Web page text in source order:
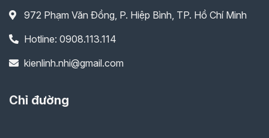
972 Phạm Văn Đồng, P. Hiệp Bình, TP. Hồ Chí Minh
Hotline: 0908.113.114
kienlinh.nhi@gmail.com
Chỉ đường